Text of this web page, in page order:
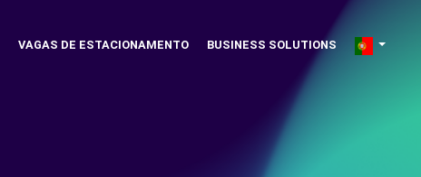
VAGAS DE ESTACIONAMENTO BUSINESS SOLUTIONS